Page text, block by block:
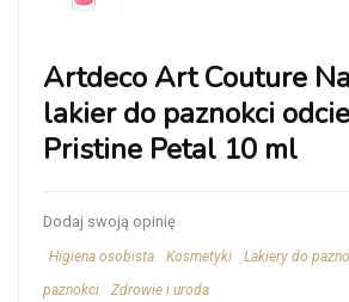
Artdeco Art Couture
lakier do paznokci
Pristine Petal 10 ml
Dodaj swoją opinię
Higiena osobista Kosmetyki Lakiery do
paznokci
Zdrowie i uroda